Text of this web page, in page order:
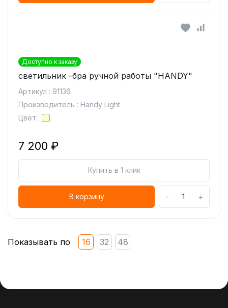
Доступно к заказу
светильник -бра ручной работы "HANDY"
Артикул : 91136
Производитель : Handy Light
Цвет:
7 200 ₽
Купить в 1 клик
В корзину - +
Показывать по 16 32 48